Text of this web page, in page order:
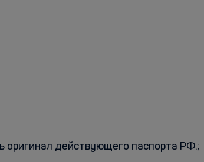
оригинал действующего паспорта РФ.;